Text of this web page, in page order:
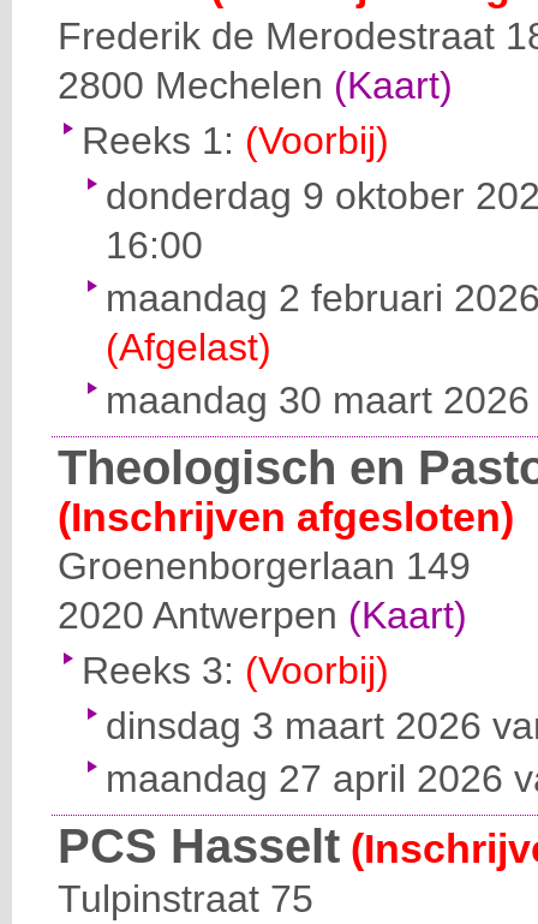
Frederik de Merodestraat
2800 Mechelen (Kaart)
Reeks 1: (Voorbij)
donderdag 9 oktober
16:00
maandag 2 februari
(Afgelast)
maandag 30 maart
Theologisch en
(Inschrijven afgesloten)
Groenenborgerlaan 149
2020 Antwerpen (Kaart)
Reeks 3: (Voorbij)
dinsdag 3 maart 2026
maandag 27 april 2026
PCS Hasselt
Tulpinstraat 75